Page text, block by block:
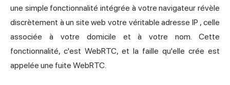
une simple fonctionnalité intégrée à votre navigateur révèle
discrètement à un site web votre véritableadresse IP , celle
associée à votre domicile et à votre nom. Cette
fonctionnalité, c'est WebRTC, et la faille qu'elle crée est
appelée une fuite WebRTC.